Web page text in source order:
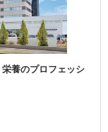
栄養のプロフェッシ